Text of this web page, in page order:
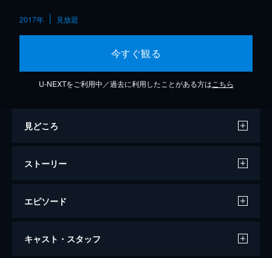
2017年 見放題
今すぐ観る
U-NEXTをご利用中／過去に利用したことがある方は こちら
見どころ
ストーリー
エピソード
ミュージカライブ『アンプラネット―ボク
キャスト・スタッフ